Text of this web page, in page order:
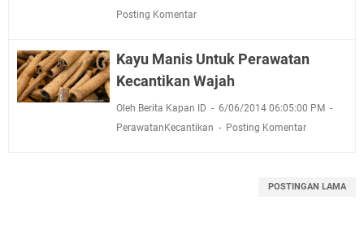
Posting Komentar
Kayu Manis Untuk Perawatan
Kecantikan Wajah
Oleh Berita Kapan ID
6/06/2014 06:05:00 PM
PerawatanKecantikan
Posting Komentar
POSTINGAN LAMA